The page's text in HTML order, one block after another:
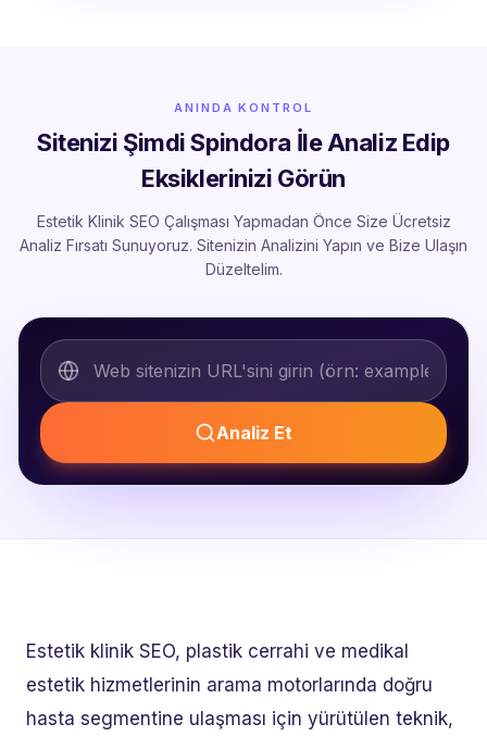
ANINDA KONTROL
Sitenizi Şimdi Spindora İle Analiz Edip
Eksiklerinizi Görün
Estetik Klinik SEO Çalışması Yapmadan Önce Size Ücretsiz
Analiz Fırsatı Sunuyoruz. Sitenizin Analizini Yapın ve Bize Ulaşın
Düzeltelim.
Analiz Et
Estetik klinik SEO, plastik cerrahi ve medikal
estetik hizmetlerinin arama motorlarında doğru
hasta segmentine ulaşması için yürütülen teknik,